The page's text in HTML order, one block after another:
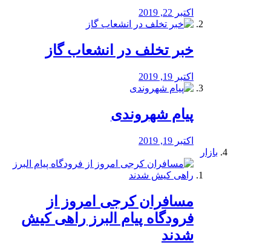
اکتبر 22, 2019
خبر تخلف در انشعاب گاز
اکتبر 19, 2019
پیام شهروندی
اکتبر 19, 2019
بازار
مسافران کرجی امروز از
فرودگاه پیام البرز راهی کیش
شدند